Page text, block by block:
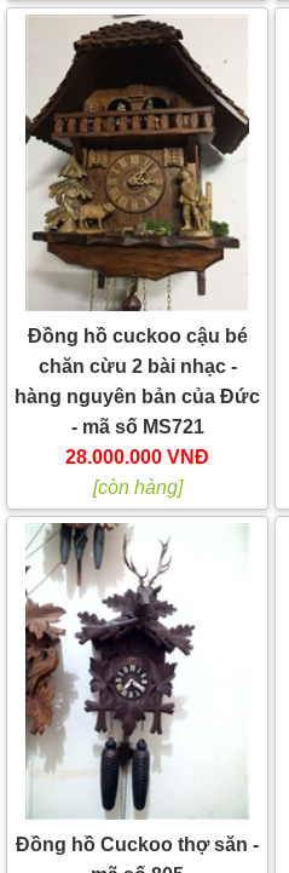
Đồng hồ cuckoo cậu bé
chăn cừu 2 bài nhạc -
hàng nguyên bản của Đức
- mã số MS721
28.000.000 VNĐ
[còn hàng]
Đồng hồ Cuckoo thợ săn -